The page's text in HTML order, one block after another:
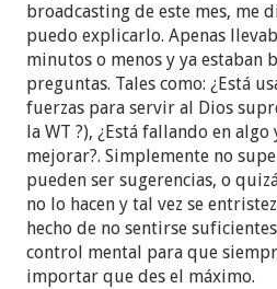
broadcasting de este mes, me
puedo explicarlo. Apenas
minutos o menos y ya estaban
preguntas. Tales como: ¿Está
fuerzas para servir al Dios
la WT ?), ¿Está fallando en
mejorar?. Simplemente no
pueden ser sugerencias, o
no lo hacen y tal vez se
hecho de no sentirse
control mental para que
importar que des el máximo.